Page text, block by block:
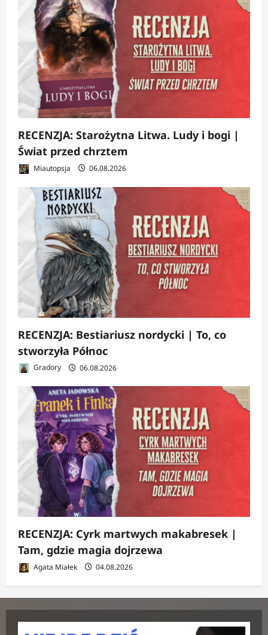
RECENZJA: Starożytna Litwa. Ludy i bogi |
Świat przed chrztem
Miautopsja 06.08.2026
RECENZJA: Bestiariusz nordycki | To, co
stworzyła Północ
Gradory 06.08.2026
RECENZJA: Cyrk martwych makabresek |
Tam, gdzie magia dojrzewa
Agata Miałek 04.08.2026